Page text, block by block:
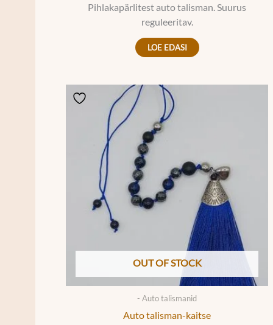
Pihlakapärlitest auto talisman. Suurus
reguleeritav.
LOE EDASI
OUT OF STOCK
- Auto talismanid
Auto talisman-kaitse